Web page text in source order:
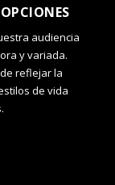
audiencia
y variada.
reflejar la
de vida